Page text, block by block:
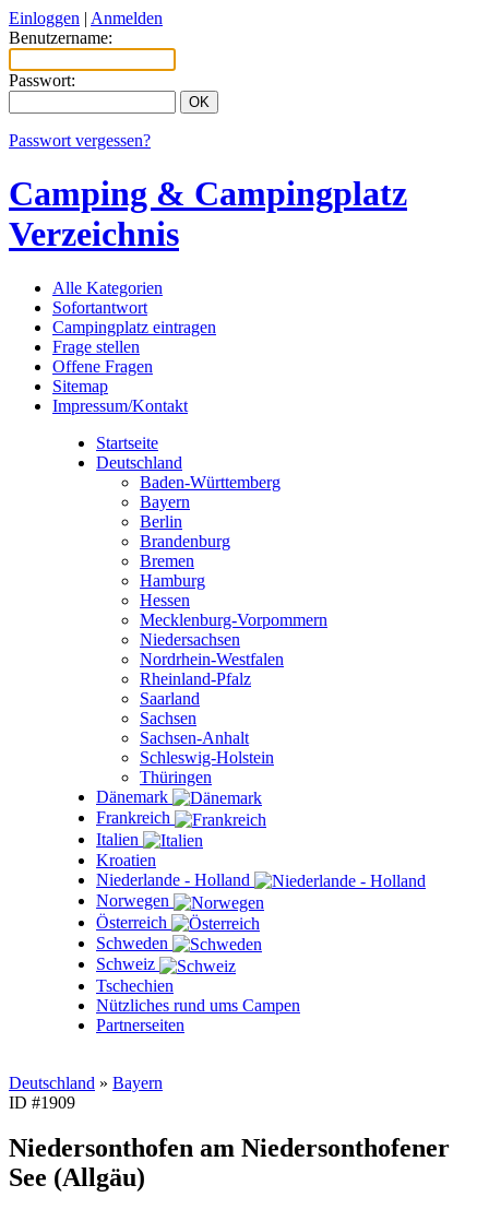
Einloggen | Anmelden
Benutzername:
Passwort:
Passwort vergessen?
Camping & Campingplatz
Verzeichnis
Alle Kategorien
Sofortantwort
Campingplatz eintragen
Frage stellen
Offene Fragen
Sitemap
Impressum/Kontakt
Startseite
Deutschland
Baden-Württemberg
Bayern
Berlin
Brandenburg
Bremen
Hamburg
Hessen
Mecklenburg-Vorpommern
Niedersachsen
Nordrhein-Westfalen
Rheinland-Pfalz
Saarland
Sachsen
Sachsen-Anhalt
Schleswig-Holstein
Thüringen
Dänemark
Frankreich
Italien
Kroatien
Niederlande - Holland
Norwegen
Österreich
Schweden
Schweiz
Tschechien
Nützliches rund ums Campen
Partnerseiten
Deutschland » Bayern
ID #1909
Niedersonthofen am Niedersonthofener
See (Allgäu)